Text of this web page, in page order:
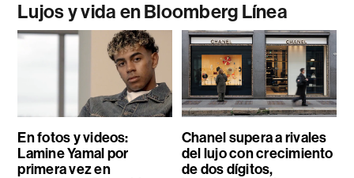
Lujos y vida en Bloomberg Línea
En fotos y videos:
Lamine Yamal por
primera vez en
Chanel supera a rivales
del lujo con crecimiento
de dos dígitos,